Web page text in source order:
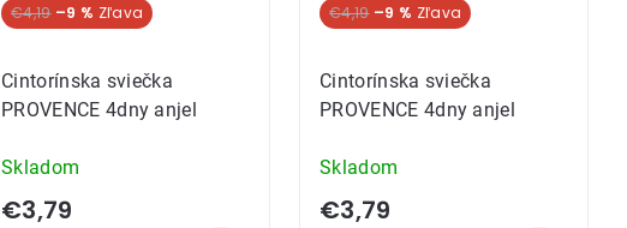
€4,19 –9 %
Cintorínska sviečka
PROVENCE 4dny anjel
Skladom
€3,79
€4,19 –9 %
Cintorínska sviečka
PROVENCE 4dny anjel
Skladom
€3,79